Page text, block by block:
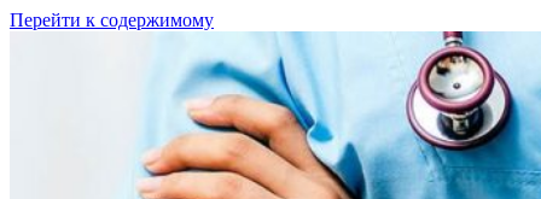
Перейти к содержимому